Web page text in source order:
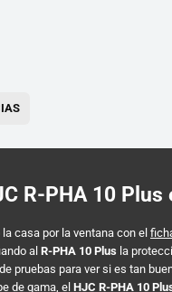
R-PHA 10
la casa por la ventana con el
al R-PHA 10 Plus la
pruebas para ver si es tan
de gama, elHJC R-PHA 10